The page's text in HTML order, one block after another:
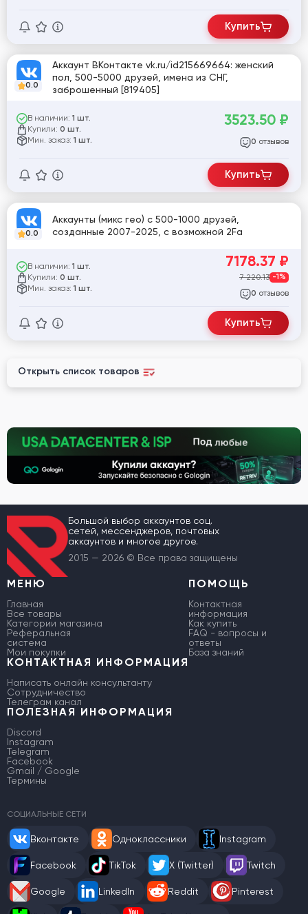
Купить
0.0
Аккаунт ВКонтакте vk.ru/id215669664: женский
пол, 500-5000 друзей, имена из СНГ,
заброшенный [819405]
В наличии: 1 шт.
Купили: 0 шт.
Мин. заказ: 1 шт.
3523.50 ₽
0 отзывов
Купить
0.0
Аккаунты (микс гео) с 500-1000 друзей,
созданные 2007-2025, с возможной 2Fa
В наличии: 1 шт.
Купили: 0 шт.
Мин. заказ: 1 шт.
7178.37 ₽
7 220.13 -1%
0 отзывов
Купить
Открыть список товаров
Большой выбор аккаунтов соц.
сетей, мессенджеров, почтовых
аккаунтов и многое другое.
2015 — 2026 © Все права защищены
МЕНЮ
Главная
Все товары
Категории магазина
Реферальная
система
Мои покупки
ПОМОЩЬ
Контактная
информация
Как купить
FAQ - вопросы и
ответы
База знаний
КОНТАКТНАЯ ИНФОРМАЦИЯ
Написать онлайн консультанту
Сотрудничество
Телеграм канал
ПОЛЕЗНАЯ ИНФОРМАЦИЯ
Discord
Instagram
Telegram
Facebook
Gmail / Google
Термины
СОЦИАЛЬНЫЕ СЕТИ
Вконтакте Одноклассники Instagram
Facebook TikTok X (Twitter) Twitch
Google LinkedIn Reddit Pinterest